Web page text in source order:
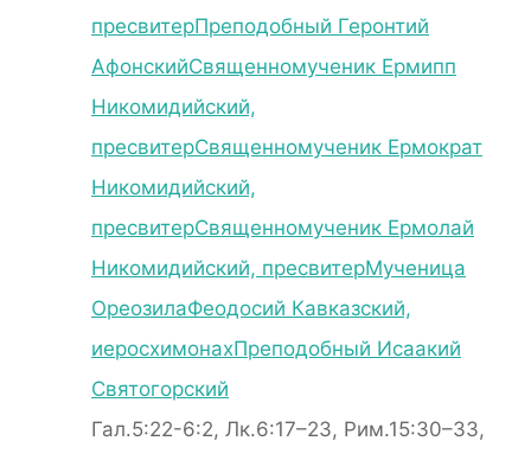
пресвитерПреподобный Геронтий
АфонскийСвященномученик Ермипп
Никомидийский,
пресвитерСвященномученик Ермократ
Никомидийский,
пресвитерСвященномученик Ермолай
Никомидийский, пресвитерМученица
ОреозилаФеодосий Кавказский,
иеросхимонахПреподобный Исаакий
Святогорский
Гал.5:22-6:2, Лк.6:17–23, Рим.15:30–33,